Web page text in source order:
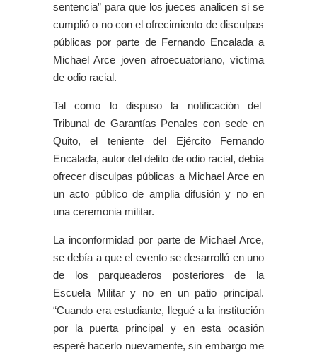
sentencia” para que los jueces analicen si se
cumplió o no con el ofrecimiento de disculpas
públicas por parte de Fernando Encalada a
Michael Arce joven afroecuatoriano, víctima
de odio racial.
Tal como lo dispuso la notificación del
Tribunal de Garantías Penales con sede en
Quito, el teniente del Ejército Fernando
Encalada, autor del delito de odio racial, debía
ofrecer disculpas públicas a Michael Arce en
un acto público de amplia difusión y no en
una ceremonia militar.
La inconformidad por parte de Michael Arce,
se debía a que el evento se desarrolló en uno
de los parqueaderos posteriores de la
Escuela Militar y no en un patio principal.
“Cuando era estudiante, llegué a la institución
por la puerta principal y en esta ocasión
esperé hacerlo nuevamente, sin embargo me